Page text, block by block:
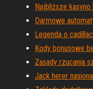
Najbliższe
Darmowe
Legenda o
Kody bonusowe
Zasady rzucania
Jack herer